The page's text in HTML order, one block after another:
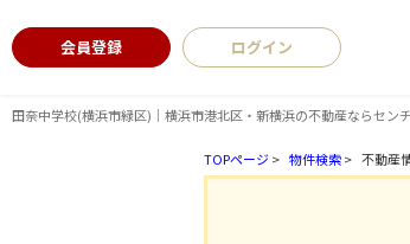
田奈中学校(横浜市緑区)｜横浜市港北区・新横浜の不動産ならセン
会員登録 ログイン
TOPページ> 物件検索> 不動産